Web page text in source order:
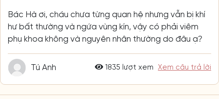
Bác Hà ơi, cháu chưa từng quan hệ nhưng vẫn bị khí
hư bất thường và ngứa vùng kín, vậy có phải viêm
phụ khoa không và nguyên nhân thường do đâu ạ?
Tú Anh 1835 lượt xem Xem câu trả lời